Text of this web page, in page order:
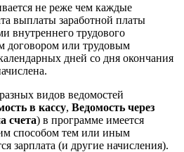
не реже чем каждые
выплаты заработной платы
внутреннего трудового
договором или трудовым
дней со дня окончания
видов ведомостей
в кассу, Ведомость через
счета) в программе имеется
способом тем или иным
зарплата (и другие начисления).